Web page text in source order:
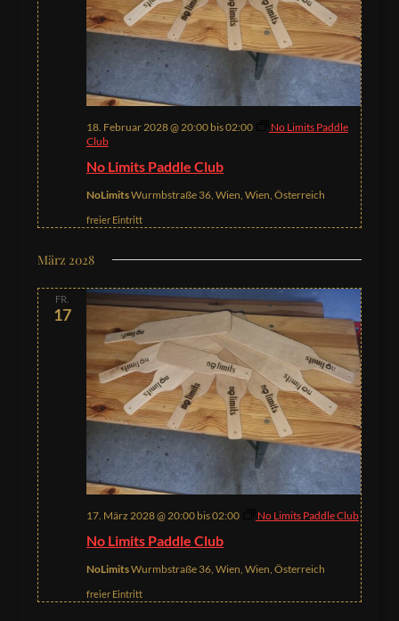
No Limits Paddle Club
18. Februar 2028 @ 20:00bis02:00
No Limits Paddle
Club
NoLimitsWurmbstraße 36, Wien, Wien, Österreich
freier Eintritt
März 2028
FR.
17
No Limits Paddle Club
17. März 2028 @ 20:00bis02:00 No Limits Paddle Club
NoLimitsWurmbstraße 36, Wien, Wien, Österreich
freier Eintritt